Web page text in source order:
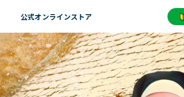
公式オンラインストア